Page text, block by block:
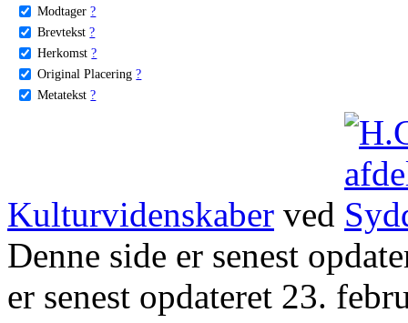
Modtager ?
Brevtekst ?
Herkomst ?
Original Placering ?
Metatekst ?
Kulturvidenskaber ved
Denne side er senest
er senest opdateret 23.